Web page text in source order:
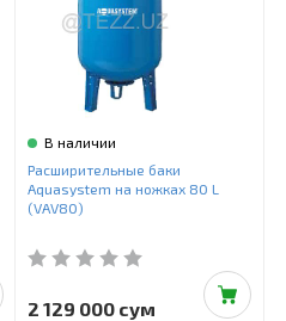
В наличии
Расширительные баки
Aquasystem на ножках 80 L
(VAV80)
2 129 000 сум